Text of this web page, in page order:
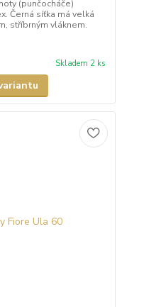
(punčocháče)
Černá síťka má velká
stříbrným vláknem.
Skladem 2 ks